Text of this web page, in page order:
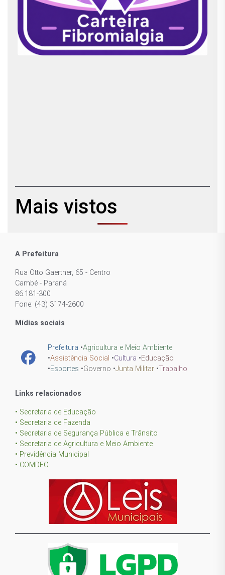
Mais vistos
A Prefeitura
Rua Otto Gaertner, 65 - Centro
Cambé - Paraná
86.181-300
Fone: (43) 3174-2600
Mídias sociais
Prefeitura •Agricultura e Meio Ambiente
•Assistência Social •Cultura •Educação
•Esportes •Governo •Junta Militar •Trabalho
Links relacionados
• Secretaria de Educação
• Secretaria de Fazenda
• Secretaria de Segurança Pública e Trânsito
• Secretaria de Agricultura e Meio Ambiente
• Previdência Municipal
• COMDEC